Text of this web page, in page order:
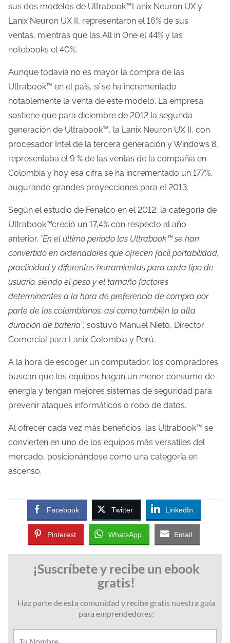
a
e
n
t
a
d
a
sus dos modelos de Ultrabook™Lanix Neuron UX y
Lanix Neuron UX II, representaron el 16% de sus
ventas, mientras que las All in One el 44% y las
notebooks el 40%.
Aunque todavía no es mayor la compra de las
Ultrabook™ en el país, sí se ha incrementado
notablemente la venta de este modelo. La empresa
sostiene que para diciembre de 2012 la segunda
generación de Ultrabook™, la Lanix Neuron UX II, con
procesador Intel de la tercera generación y Windows 8,
representaba el 9 % de las ventas de la compañía en
Colombia y hoy esa cifra se ha incrementado un 177%,
augurando grandes proyecciones para el 2013.
Según el estudio de Fenalco en el 2012, la categoría de
Ultrabook™creció un 17,4% con respecto al año
anterior. ¨En el último período las Ultrabook™ se han
convertido en ordenadores que ofrecen fácil portabilidad,
practicidad y diferentes herramientas para cada tipo de
usuario, siendo el peso y el tamaño factores
determinantes a la hora de preferencia de compra por
parte de los colombianos, así como también la alta
duración de batería¨, sostuvo Manuel Nieto, Director
Comercial para Lanix Colombia y Perú.
A la hora de escoger un computador, los compradores
buscan que los equipos hagan un menor consumo de
energía y tengan mejores sistemas de seguridad para
prevenir ataques informáticos o robo de datos.
Al ofrecer cada vez más beneficios, las Ultrabook™ se
convierten en uno de los equipos más versatiles del
mercado, posicionándose como una categoría en
ascenso.
Facebook Twitter LinkedIn
Pinterest WhatsApp Email